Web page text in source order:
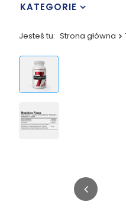
KATEGORIE
Jesteś tu: Strona główna